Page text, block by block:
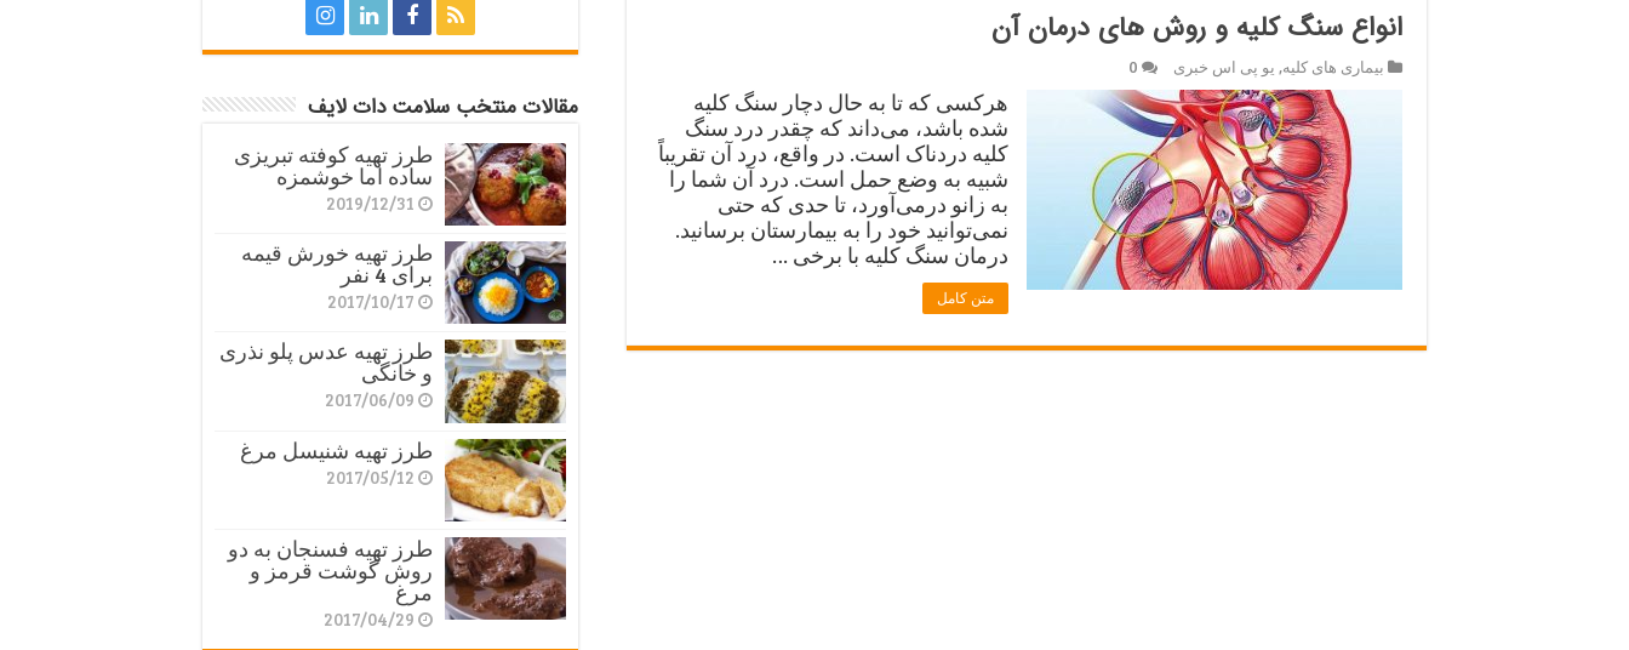
انواع سنگ کلیه و روش های درمان آن
بیماری های کلیه, یو پی اس خبری 0
هرکسی که تا به حال دچار سنگ کلیه
شده باشد، می‌داند که چقدر درد سنگ
کلیه دردناک است. در واقع، درد آن تقریباً
شبیه به وضع حمل است. درد آن شما را
به زانو درمی‌آورد، تا حدی که حتی
نمی‌توانید خود را به بیمارستان برسانید.
درمان سنگ کلیه با برخی …
متن کامل
مقالات منتخب سلامت دات لایف
طرز تهیه کوفته تبریزی
ساده اما خوشمزه
2019/12/31
طرز تهیه خورش قیمه
برای 4 نفر
2017/10/17
طرز تهیه عدس پلو نذری
و خانگی
2017/06/09
طرز تهیه شنیسل مرغ
2017/05/12
طرز تهیه فسنجان به دو
روش گوشت قرمز و
مرغ
2017/04/29